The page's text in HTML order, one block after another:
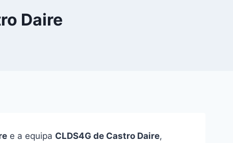
Daire
e a equipa CLDS4G de Castro Daire,